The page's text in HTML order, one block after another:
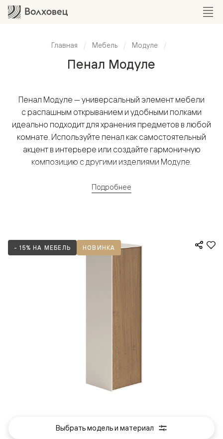
Главная Мебель Модуле
Пенал Модуле
Пенал Модуле — универсальный элемент мебели
с распашным открыванием и удобными полками
идеально подходит для хранения предметов в любой
комнате. Используйте пенал как самостоятельный
акцент в интерьере или создайте гармоничную
композицию с другими изделиями Модуле.
Широкий размерный ряд с точностью до миллиметра
и декоров — от натурального шпона и изысканной
эмали до современных искусственных покрытий
Подробнее
- 15% НА МЕБЕЛЬ НОВИНКА
Выбрать модель и материал